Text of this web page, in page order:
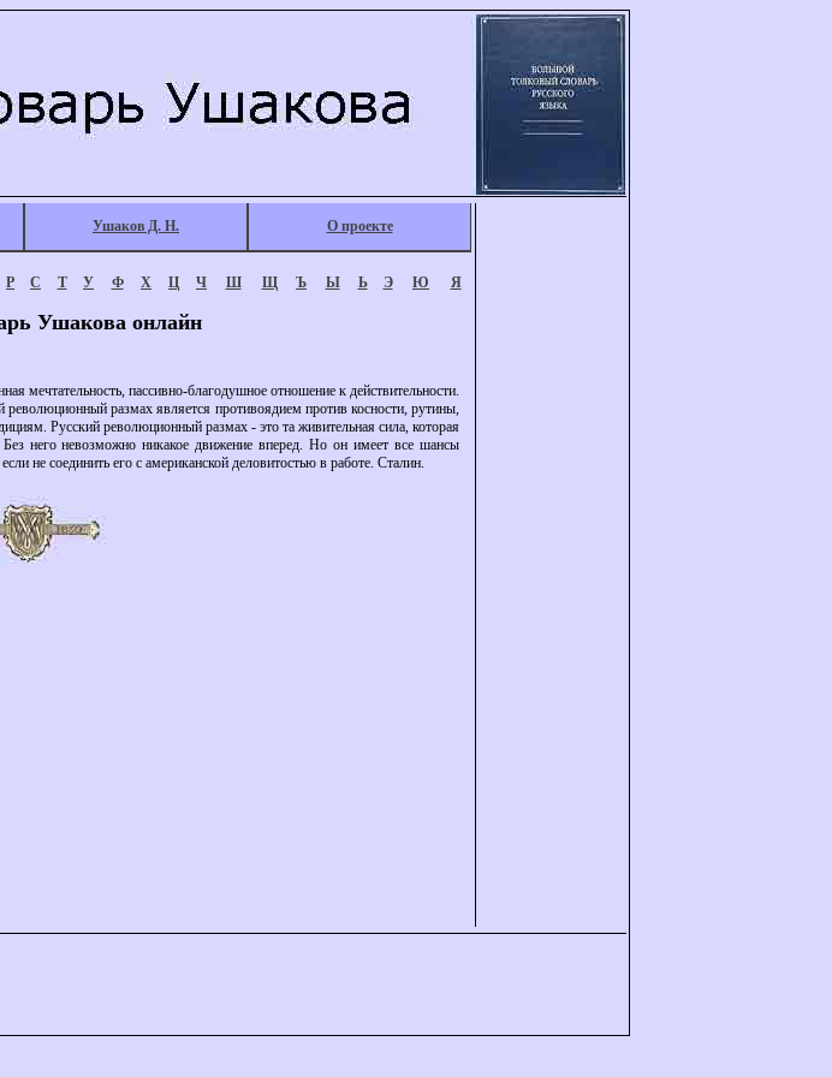
Ушаков Д. Н. О проекте
Р С Т У Ф Х Ц Ч Ш Щ Ъ Ы Ь Э Ю Я
Ушакова онлайн
пассивно-благодушное отношение к действительности.
размах является противоядием против косности, рутины,
Русский революционный размах - это та живительная сила, которая
него невозможно никакое движение вперед. Но он имеет все шансы
не соединить его с американской деловитостью в работе. Сталин.